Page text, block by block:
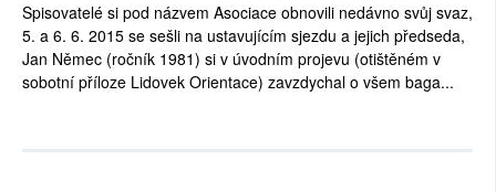
Spisovatelé si pod názvem Asociace obnovili nedávno svůj svaz,
5. a 6. 6. 2015 se sešli na ustavujícím sjezdu a jejich předseda,
Jan Němec (ročník 1981) si v úvodním projevu (otištěném v
sobotní příloze Lidovek Orientace) zavzdychal o všem baga...